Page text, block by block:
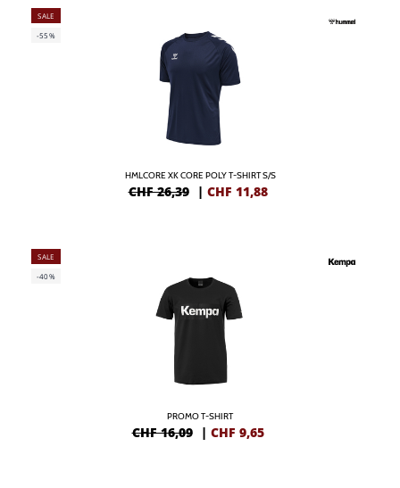
SALE
-55%
HMLCORE XK CORE POLY T-SHIRT S/S
CHF 26,39 | CHF 11,88
SALE
-40%
PROMO T-SHIRT
CHF 16,09 | CHF 9,65